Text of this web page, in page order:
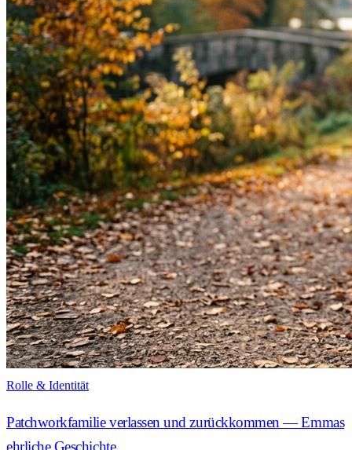
Rolle & Identität
Patchworkfamilie verlassen und zurückkommen — Emmas
ehrliche Geschichte